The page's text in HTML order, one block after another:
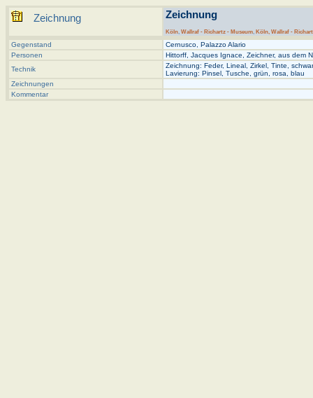
Zeichnung Zeichnung
Köln, Wallraf - Richartz - Museum, Köln, Wallraf -
Gegenstand
Cernusco, Palazzo Alario
Personen
Hittorff, Jacques Ignace, Zeichner, aus dem
Technik
Zeichnung: Feder, Lineal, Zirkel, Tinte,
Lavierung: Pinsel, Tusche, grün, rosa, blau
Zeichnungen
Kommentar